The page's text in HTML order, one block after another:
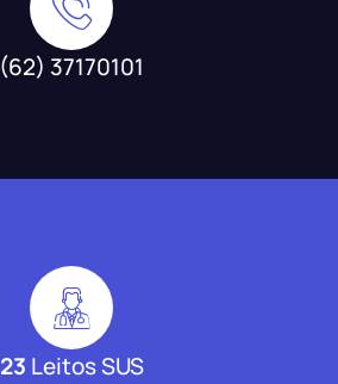
(62) 37170101
23 Leitos SUS